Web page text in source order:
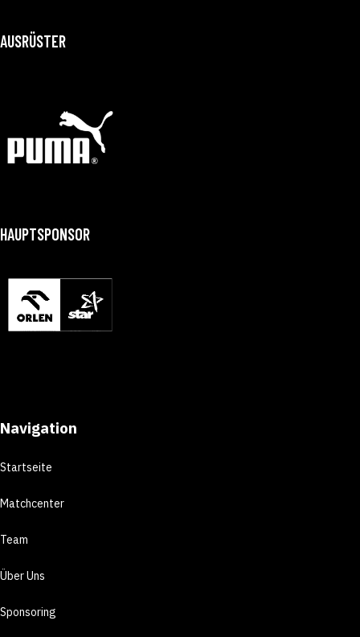
AUSRÜSTER
HAUPTSPONSOR
Navigation
Startseite
Matchcenter
Team
Über Uns
Sponsoring